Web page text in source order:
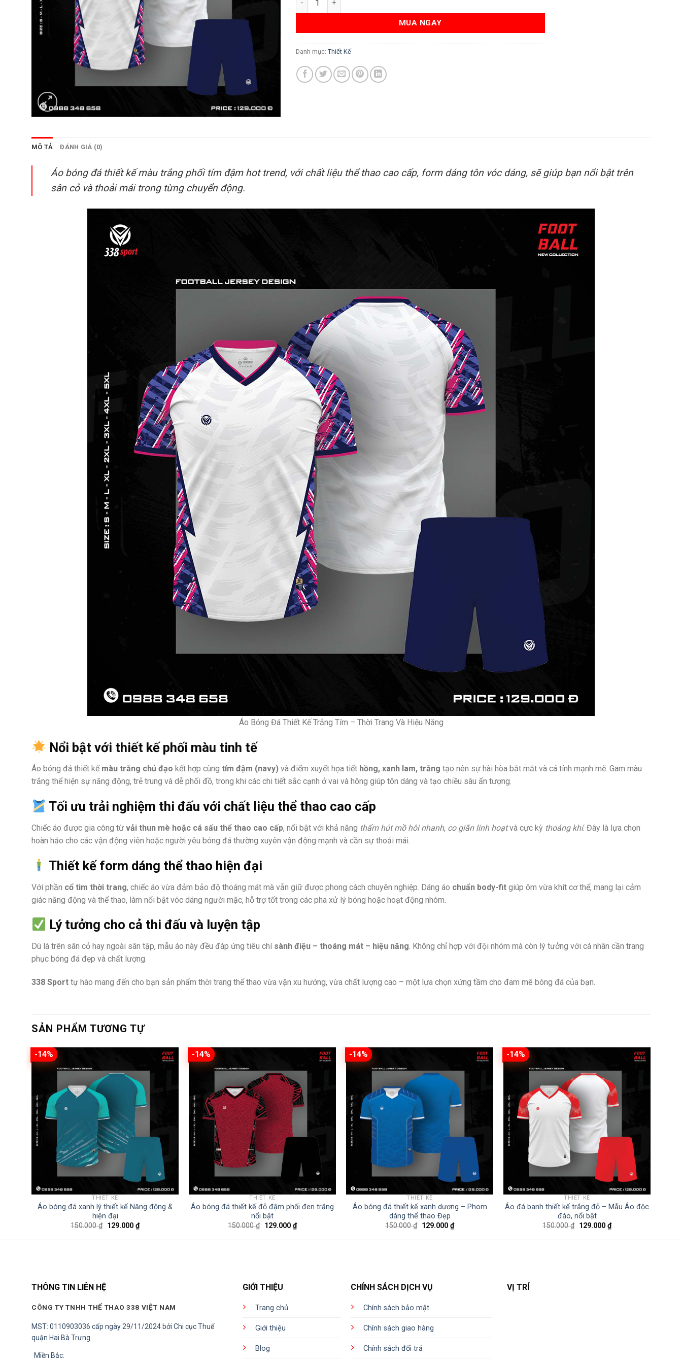
MUA NGAY
Danh mục: Thiết Kế
MÔ TẢ ĐÁNH GIÁ (0)
Áo bóng đá thiết kế màu trắng phối tím đậm hot trend, với chất liệu thể thao cao cấp, form dáng tôn vóc dáng, sẽ giúp bạn nổi bật trên
sân cỏ và thoải mái trong từng chuyển động.
Áo Bóng Đá Thiết Kế Trắng Tím – Thời Trang Và Hiệu Năng
Nổi bật với thiết kế phối màu tinh tế
Áo bóng đá thiết kế màu trắng chủ đạo kết hợp cùng tím đậm (navy) và điểm xuyết họa tiết hồng, xanh lam, trắng tạo nên sự hài hòa bắt mắt và cá tính mạnh mẽ. Gam màu
trắng thể hiện sự năng động, trẻ trung và dễ phối đồ, trong khi các chi tiết sắc cạnh ở vai và hông giúp tôn dáng và tạo chiều sâu ấn tượng.
Tối ưu trải nghiệm thi đấu với chất liệu thể thao cao cấp
Chiếc áo được gia công từ vải thun mè hoặc cá sấu thể thao cao cấp, nổi bật với khả năng thấm hút mồ hôi nhanh, co giãn linh hoạtvà cực kỳ thoáng khí. Đây là lựa chọn
hoàn hảo cho các vận động viên hoặc người yêu bóng đá thường xuyên vận động mạnh và cần sự thoải mái.
Thiết kế form dáng thể thao hiện đại
Với phần cổ tim thời trang, chiếc áo vừa đảm bảo độ thoáng mát mà vẫn giữ được phong cách chuyên nghiệp. Dáng áo chuẩn body-fit giúp ôm vừa khít cơ thể, mang lại cảm
giác năng động và thể thao, làm nổi bật vóc dáng người mặc, hỗ trợ tốt trong các pha xử lý bóng hoặc hoạt động nhóm.
Lý tưởng cho cả thi đấu và luyện tập
Dù là trên sân cỏ hay ngoài sân tập, mẫu áo này đều đáp ứng tiêu chí sành điệu – thoáng mát – hiệu năng. Không chỉ hợp với đội nhóm mà còn lý tưởng với cá nhân cần trang
phục bóng đá đẹp và chất lượng.
338 Sport tự hào mang đến cho bạn sản phẩm thời trang thể thao vừa vặn xu hướng, vừa chất lượng cao – một lựa chọn xứng tầm cho đam mê bóng đá của bạn.
SẢN PHẨM TƯƠNG TỰ
-14%
THIẾT KẾ
Áo bóng đá xanh lý thiết kế Năng động &
hiện đại
150.000₫ Giá
là:
129.000 ₫Giá
hiện
tại
-14%
THIẾT KẾ
Áo bóng đá thiết kế đỏ đậm phối đen trắng
nổi bật
150.000₫ Giá
là:
129.000 ₫Giá
hiện
tại
-14%
THIẾT KẾ
Áo bóng đá thiết kế xanh dương – Phom
dáng thể thao Đẹp
150.000₫ Giá
là:
129.000 ₫Giá
hiện
tại
-14%
THIẾT KẾ
Áo đá banh thiết kế trắng đỏ – Mẫu Áo độc
đáo, nổi bật
150.000₫ Giá
là:
129.000 ₫Giá
hiện
tại
THÔNG TIN LIÊN HỆ
CÔNG TY TNHH THỂ THAO 338 VIỆT NAM
MST: 0110903036 cấp ngày 29/11/2024 bởi Chi cục Thuế
quận Hai Bà Trưng
Miền Bắc:
GIỚI THIỆU
Trang chủ
Giới thiệu
Blog
CHÍNH SÁCH DỊCH VỤ
Chính sách bảo mật
Chính sách giao hàng
Chính sách đổi trả
VỊ TRÍ